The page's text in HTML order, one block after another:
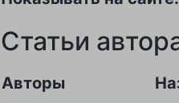
Статьи
Авторы